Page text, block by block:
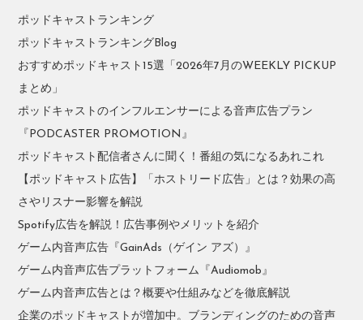
ポッドキャストランキング
ポッドキャストランキングBlog
おすすめポッドキャスト15選「2026年7月のWEEKLY PICKUP
まとめ」
ポッドキャストのインフルエンサーによる音声広告プラン
『PODCASTER PROMOTION』
ポッドキャスト配信者さんに聞く！番組の気になるあれこれ
【ポッドキャスト広告】「ホストリード広告」とは？効果の高
さやリスナー影響を解説
Spotify広告を解説！広告事例やメリットを紹介
ゲーム内音声広告『GainAds（ゲイン アズ）』
ゲーム内音声広告プラットフォーム『Audiomob』
ゲーム内音声広告とは？概要や仕組みなどを徹底解説
企業のポッドキャストが増加中。ブランディングのための音声